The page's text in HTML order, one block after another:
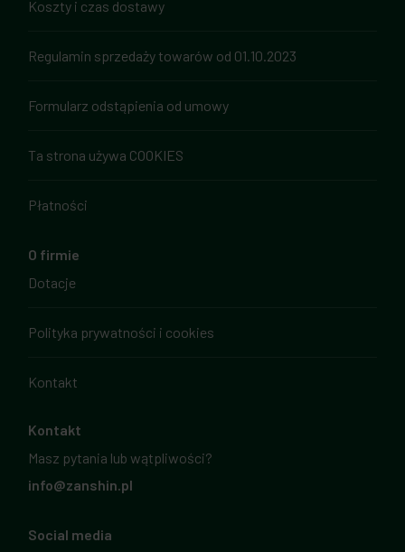
Koszty i czas dostawy
Regulamin sprzedaży towarów od 01.10.2023
Formularz odstąpienia od umowy
Ta strona używa COOKIES
Płatności
O firmie
Dotacje
Polityka prywatności i cookies
Kontakt
Kontakt
Masz pytania lub wątpliwości?
info@zanshin.pl
Social media